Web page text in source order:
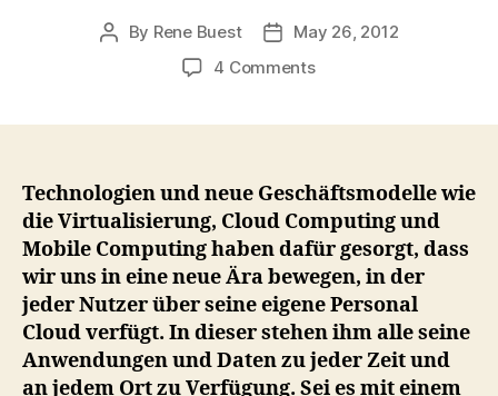
Post
By Rene Buest
PostMay 26, 2012
4 Commentson
Project
Octopus
nach
der
Personal
Cloud
Technologien und neue Geschäftsmodelle wie
die Virtualisierung, Cloud Computing und
Mobile Computing haben dafür gesorgt, dass
wir uns in eine neue Ära bewegen, in der
jeder Nutzer über seine eigene Personal
Cloud verfügt. In dieser stehen ihm alle seine
Anwendungen und Daten zu jeder Zeit und
an jedem Ort zu Verfügung. Sei es mit einem